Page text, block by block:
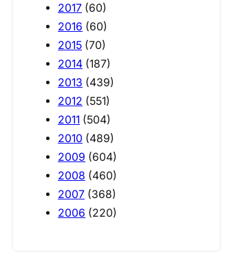
2017 (60)
2016 (60)
2015 (70)
2014 (187)
2013 (439)
2012 (551)
2011 (504)
2010 (489)
2009 (604)
2008 (460)
2007 (368)
2006 (220)